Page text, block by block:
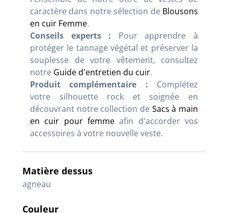
caractère dans notre sélection de Blousons
en cuir Femme.
Conseils experts : Pour apprendre à
protéger le tannage végétal et préserver la
souplesse de votre vêtement, consultez
notre Guide d'entretien du cuir.
Produit complémentaire : Complétez
votre silhouette rock et soignée en
découvrant notre collection de Sacs à main
en cuir pour femme afin d'accorder vos
accessoires à votre nouvelle veste.
Matière dessus
agneau
Couleur